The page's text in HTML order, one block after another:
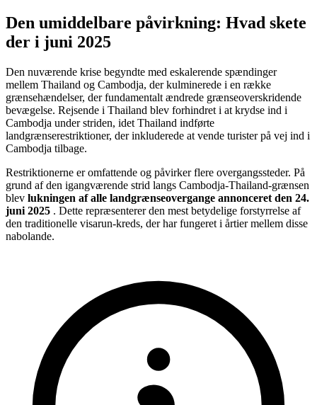
Den umiddelbare påvirkning: Hvad skete
der i juni 2025
Den nuværende krise begyndte med eskalerende spændinger
mellem Thailand og Cambodja, der kulminerede i en række
grænsehændelser, der fundamentalt ændrede grænseoverskridende
bevægelse. Rejsende i Thailand blev forhindret i at krydse ind i
Cambodja under striden, idet Thailand indførte
landgrænserestriktioner, der inkluderede at vende turister på vej ind i
Cambodja tilbage.
Restriktionerne er omfattende og påvirker flere overgangssteder. På
grund af den igangværende strid langs Cambodja-Thailand-grænsen
blev lukningen af alle landgrænseovergange annonceret den 24.
juni 2025 . Dette repræsenterer den mest betydelige forstyrrelse af
den traditionelle visarun-kreds, der har fungeret i årtier mellem disse
nabolande.